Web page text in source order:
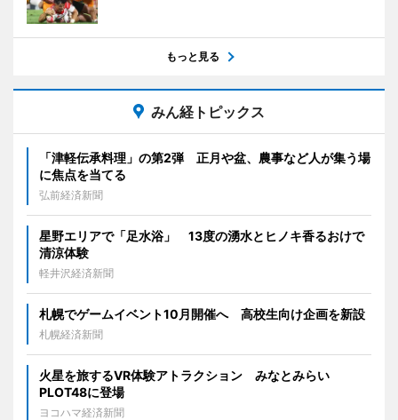
もっと見る
みん経トピックス
「津軽伝承料理」の第2弾 正月や盆、農事など人が集う場
に焦点を当てる
弘前経済新聞
星野エリアで「足水浴」 13度の湧水とヒノキ香るおけで
清涼体験
軽井沢経済新聞
札幌でゲームイベント10月開催へ 高校生向け企画を新設
札幌経済新聞
火星を旅するVR体験アトラクション みなとみらい
PLOT48に登場
ヨコハマ経済新聞